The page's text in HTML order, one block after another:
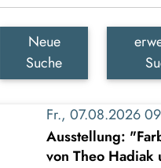
Neue
Suche
Fr., 07.08.2026
Ausstellung:
von Theo Hadiak